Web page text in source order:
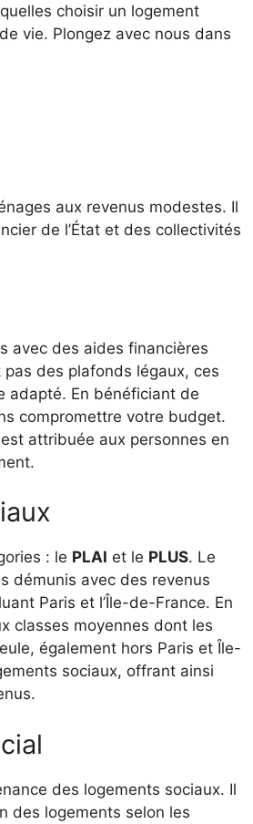
choisir un logement
vie. Plongez avec nous dans
aux revenus modestes. Il
de l’État et des collectivités
avec des aides financières
des plafonds légaux, ces
adapté. En bénéficiant de
compromettre votre budget.
attribuée aux personnes en
: le PLAI et le PLUS. Le
démunis avec des revenus
Paris et l’Île-de-France. En
classes moyennes dont les
également hors Paris et Île-
sociaux, offrant ainsi
des logements sociaux. Il
des logements selon les